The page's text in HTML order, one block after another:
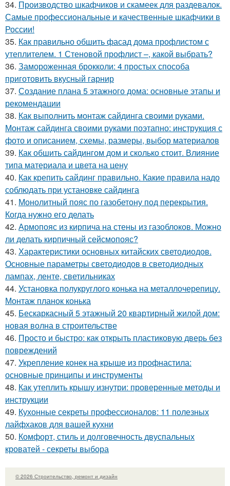
34. Производство шкафчиков и скамеек для раздевалок.
Самые профессиональные и качественные шкафчики в
России!
35. Как правильно обшить фасад дома профлистом с
утеплителем. 1 Стеновой профлист –, какой выбрать?
36. Замороженная брокколи: 4 простых способа
приготовить вкусный гарнир
37. Создание плана 5 этажного дома: основные этапы и
рекомендации
38. Как выполнить монтаж сайдинга своими руками.
Монтаж сайдинга своими руками поэтапно: инструкция с
фото и описанием, схемы, размеры, выбор материалов
39. Как обшить сайдингом дом и сколько стоит. Влияние
типа материала и цвета на цену
40. Как крепить сайдинг правильно. Какие правила надо
соблюдать при установке сайдинга
41. Монолитный пояс по газобетону под перекрытия.
Когда нужно его делать
42. Армопояс из кирпича на стены из газоблоков. Можно
ли делать кирпичный сейсмопояс?
43. Характеристики основных китайских светодиодов.
Основные параметры светодиодов в светодиодных
лампах, ленте, светильниках
44. Установка полукруглого конька на металлочерепицу.
Монтаж планок конька
45. Бескаркасный 5 этажный 20 квартирный жилой дом:
новая волна в строительстве
46. Просто и быстро: как открыть пластиковую дверь без
повреждений
47. Укрепление конек на крыше из профнастила:
основные принципы и инструменты
48. Как утеплить крышу изнутри: проверенные методы и
инструкции
49. Кухонные секреты профессионалов: 11 полезных
лайфхаков для вашей кухни
50. Комфорт, стиль и долговечность двуспальных
кроватей - секреты выбора
© 2026 Строительство, ремонт и дизайн